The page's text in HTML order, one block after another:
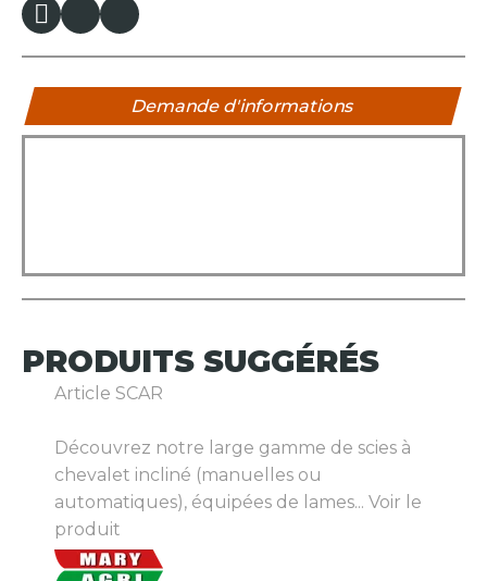
Demande d'informations
PRODUITS SUGGÉRÉS
Article SCAR
Découvrez notre large gamme de scies à
chevalet incliné (manuelles ou
automatiques), équipées de lames... Voir le
produit